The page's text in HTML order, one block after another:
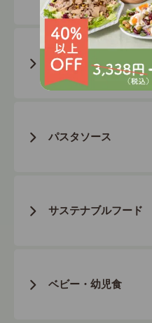
スープ
パスタソース
サステナブルフード
ベビー・幼児食